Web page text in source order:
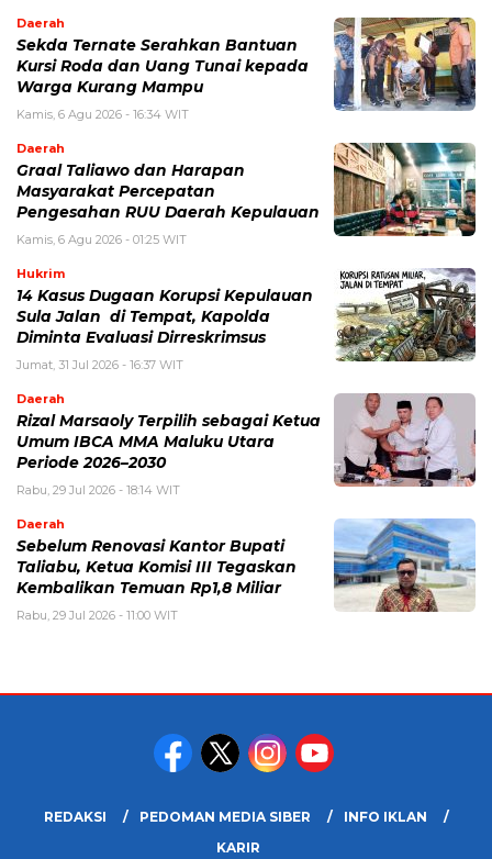
Daerah
Sekda Ternate Serahkan Bantuan
Kursi Roda dan Uang Tunai kepada
Warga Kurang Mampu
Kamis, 6 Agu 2026 - 16:34 WIT
Daerah
Graal Taliawo dan Harapan
Masyarakat Percepatan
Pengesahan RUU Daerah Kepulauan
Kamis, 6 Agu 2026 - 01:25 WIT
Hukrim
14 Kasus Dugaan Korupsi Kepulauan
Sula Jalan di Tempat, Kapolda
Diminta Evaluasi Dirreskrimsus
Jumat, 31 Jul 2026 - 16:37 WIT
Daerah
Rizal Marsaoly Terpilih sebagai Ketua
Umum IBCA MMA Maluku Utara
Periode 2026–2030
Rabu, 29 Jul 2026 - 18:14 WIT
Daerah
Sebelum Renovasi Kantor Bupati
Taliabu, Ketua Komisi III Tegaskan
Kembalikan Temuan Rp1,8 Miliar
Rabu, 29 Jul 2026 - 11:00 WIT
REDAKSI PEDOMAN MEDIA SIBER
INFO IKLAN
KARIR